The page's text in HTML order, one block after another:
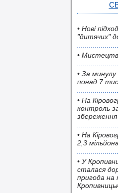
• Нові
"дитячих"
•
• За
понад 7
• На
контроль
збереження
• На
2,3
• У
сталася
пригода на